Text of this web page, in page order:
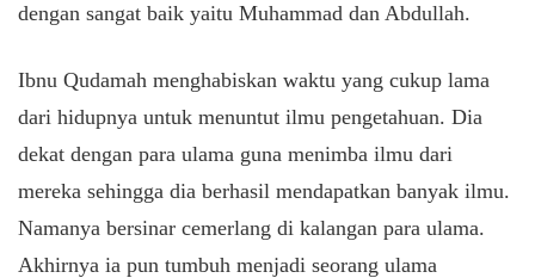
dengan sangat baik yaitu Muhammad dan Abdullah.
Ibnu Qudamah menghabiskan waktu yang cukup lama
dari hidupnya untuk menuntut ilmu pengetahuan. Dia
dekat dengan para ulama guna menimba ilmu dari
mereka sehingga dia berhasil mendapatkan banyak ilmu.
Namanya bersinar cemerlang di kalangan para ulama.
Akhirnya ia pun tumbuh menjadi seorang ulama